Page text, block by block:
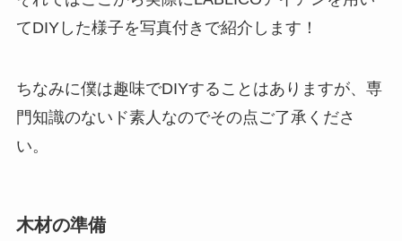
てDIYした様子を写真付きで紹介します！
ちなみに僕は趣味でDIYすることはありますが、専
門知識のないド素人なのでその点ご了承くださ
い。
木材の準備